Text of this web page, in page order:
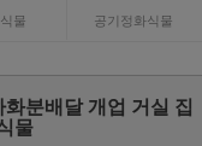
물 공기정화식물
분배달 개업 거실 집
물